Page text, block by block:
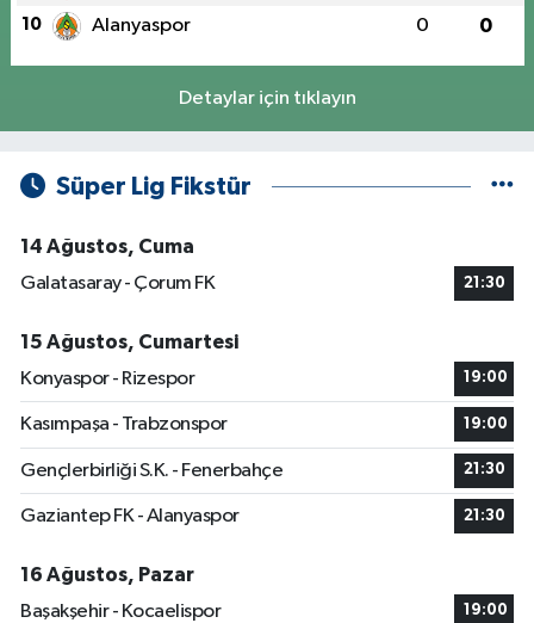
10 Alanyaspor 0 0
Detaylar için tıklayın
Süper Lig Fikstür
14 Ağustos, Cuma
Galatasaray - Çorum FK
21:30
15 Ağustos, Cumartesi
Konyaspor - Rizespor
19:00
Kasımpaşa - Trabzonspor 19:00
Gençlerbirliği S.K. - Fenerbahçe 21:30
Gaziantep FK - Alanyaspor 21:30
16 Ağustos, Pazar
Başakşehir - Kocaelispor
19:00